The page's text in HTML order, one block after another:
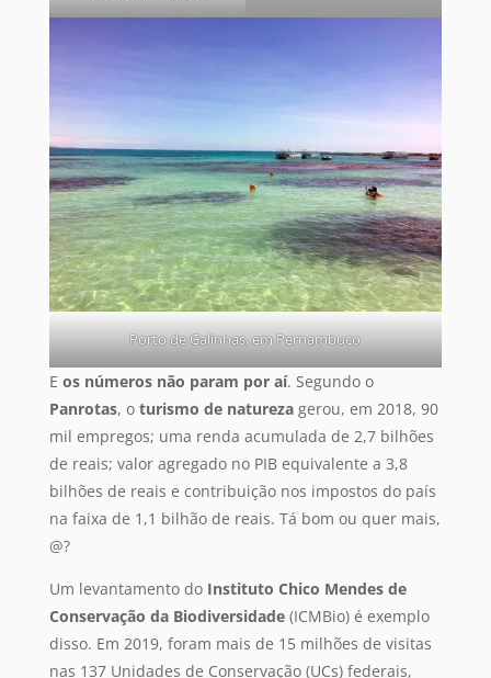
Porto de Galinhas, em Pernambuco
E os números não param por aí. Segundo o
Panrotas, o turismo de naturezagerou, em 2018, 90
mil empregos; uma renda acumulada de 2,7 bilhões
de reais; valor agregado no PIB equivalente a 3,8
bilhões de reais e contribuição nos impostos do país
na faixa de 1,1 bilhão de reais. Tá bom ou quer mais,
@?
Um levantamento do Instituto Chico Mendes de
Conservação da Biodiversidade(ICMBio) é exemplo
disso. Em 2019, foram mais de 15 milhões de visitas
nas 137 Unidades de Conservação (UCs) federais,